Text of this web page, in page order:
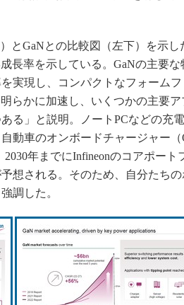
GaNとの比較図（左下）を示し
長率を示している。GaNの主要
実現し、コンパクトなフォーム
らかに加速し、いくつかの主要ア
る」と説明。ノートPCなどの充
動車のオンボードチャージャー
年までにInfineonのコアポート
想される。そのため、自分たち
調した。